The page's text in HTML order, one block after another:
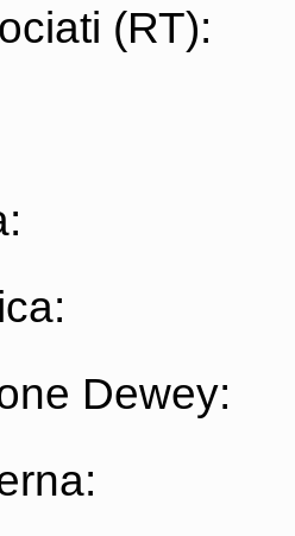
(RT):
Dewey: